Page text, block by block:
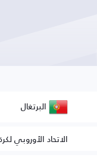
البرتغال
الاتحاد الأوروبي